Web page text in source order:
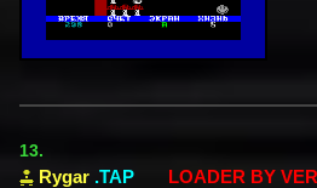
13.
Rygar .TAP
LOADER BY